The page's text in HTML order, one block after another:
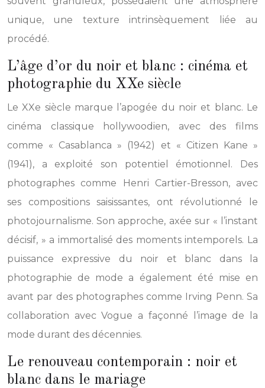
unique, une texture intrinsèquement liée au
procédé.
L’âge d’or du noir et blanc : cinéma et
photographie du XXe siècle
Le XXe siècle marque l’apogée du noir et blanc. Le
cinéma classique hollywoodien, avec des films
comme « Casablanca » (1942) et « Citizen Kane »
(1941), a exploité son potentiel émotionnel. Des
photographes comme Henri Cartier-Bresson, avec
ses compositions saisissantes, ont révolutionné le
photojournalisme. Son approche, axée sur « l’instant
décisif, » a immortalisé des moments intemporels. La
puissance expressive du noir et blanc dans la
photographie de mode a également été mise en
avant par des photographes comme Irving Penn. Sa
collaboration avec Vogue a façonné l’image de la
mode durant des décennies.
Le renouveau contemporain : noir et
blanc dans le mariage